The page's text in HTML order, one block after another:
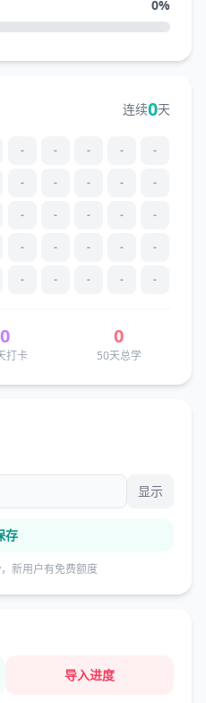
0%
连续0天
- - - - -
- - - - -
- - - - -
- - - - -
- - - - -
0
打卡
0
50天总学
显示
存
新用户有免费额度
导入进度